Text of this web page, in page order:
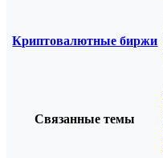
Криптовалютные биржи
Связанные темы